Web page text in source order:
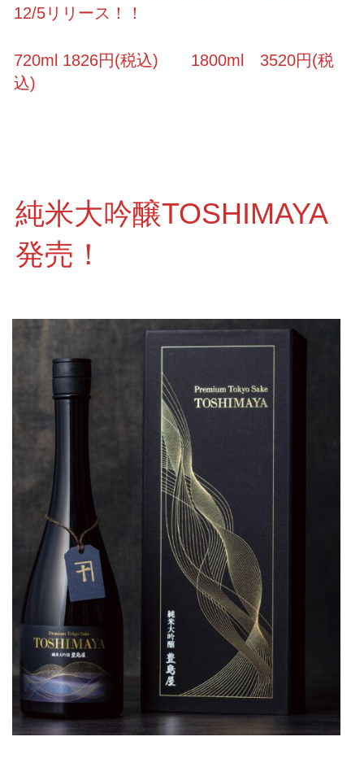
12/5リリース！！
720ml 1826円(税込) 1800ml 3520円(税
込)
純米大吟醸TOSHIMAYA
発売！